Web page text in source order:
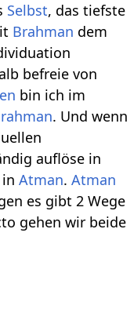
Selbst, das tiefste
Brahman dem
befreie von
bin ich im
. Und wenn
auflöse in
inAtman.Atman
es gibt 2 Wege
gehen wir beide